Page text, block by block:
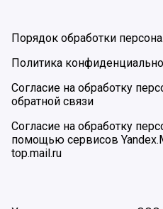
Порядок обработки
Политика
Согласие на обработку
обратной связи
Согласие на обработку
помощью сервисов
top.mail.ru